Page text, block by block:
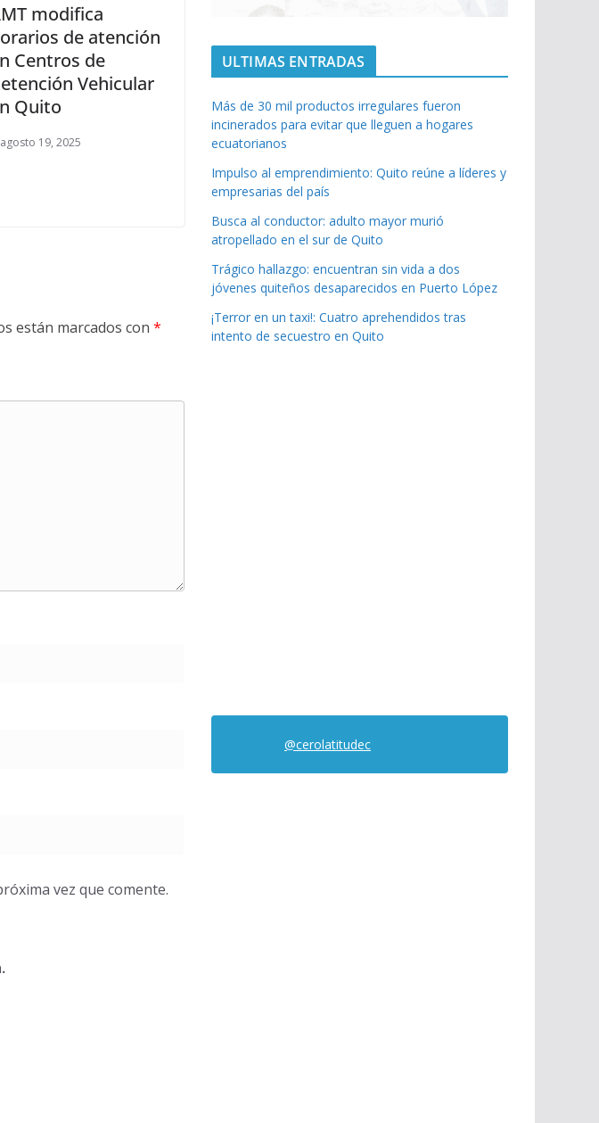
modifica
de atención
Centros de
Vehicular
Quito
agosto 19, 2025
están marcados con *
vez que comente.
ULTIMAS ENTRADAS
Más de 30 mil productos irregulares fueron
incinerados para evitar que lleguen a hogares
ecuatorianos
Impulso al emprendimiento: Quito reúne a líderes y
empresarias del país
Busca al conductor: adulto mayor murió
atropellado en el sur de Quito
Trágico hallazgo: encuentran sin vida a dos
jóvenes quiteños desaparecidos en Puerto López
¡Terror en un taxi!: Cuatro aprehendidos tras
intento de secuestro en Quito
@cerolatitudec